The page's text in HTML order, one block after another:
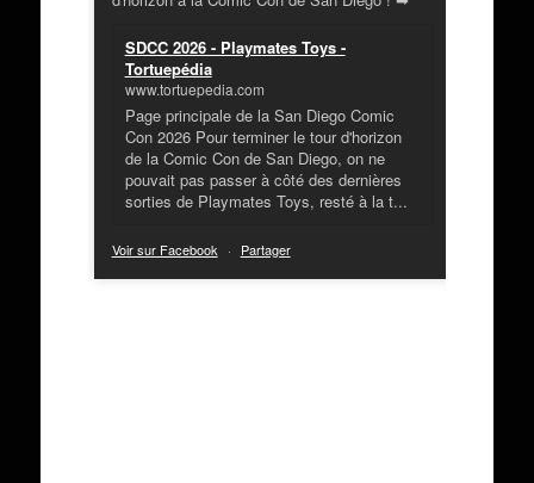
SDCC 2026 - Playmates Toys -
Tortuepédia
www.tortuepedia.com
Page principale de la San Diego Comic
Con 2026 Pour terminer le tour d'horizon
de la Comic Con de San Diego, on ne
pouvait pas passer à côté des dernières
sorties de Playmates Toys, resté à la t...
Voir sur Facebook · Partager